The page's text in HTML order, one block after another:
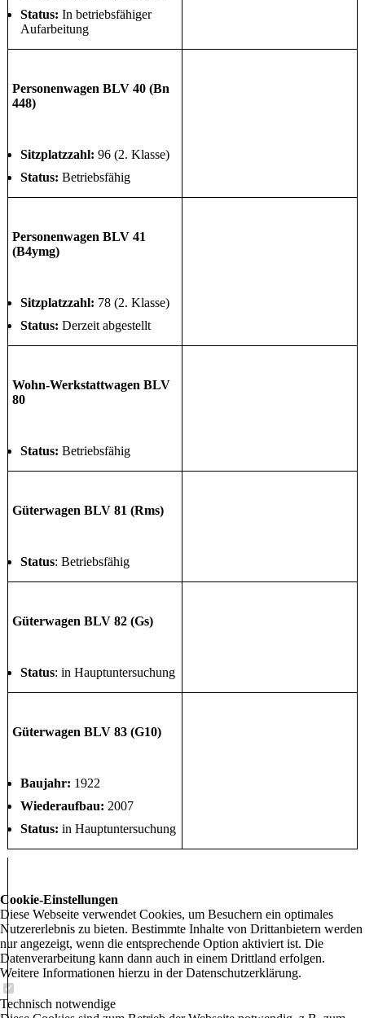
Status: In betriebsfähiger
Aufarbeitung
Personenwagen BLV 40 (Bn
448)
Sitzplatzzahl: 96 (2. Klasse)
Status: Betriebsfähig
Personenwagen BLV 41
(B4ymg)
Sitzplatzzahl: 78 (2. Klasse)
Status: Derzeit abgestellt
Wohn-Werkstattwagen BLV
80
Status: Betriebsfähig
Güterwagen BLV 81 (Rms)
Status: Betriebsfähig
Güterwagen BLV 82 (Gs)
Status: in Hauptuntersuchung
Güterwagen BLV 83 (G10)
Baujahr: 1922
Wiederaufbau: 2007
Status: in Hauptuntersuchung
Cookie-Einstellungen
Diese Webseite verwendet Cookies, um Besuchern ein optimales
Nutzererlebnis zu bieten. Bestimmte Inhalte von Drittanbietern werden
nur angezeigt, wenn die entsprechende Option aktiviert ist. Die
Datenverarbeitung kann dann auch in einem Drittland erfolgen.
Weitere Informationen hierzu in der Datenschutzerklärung.
Technisch notwendige